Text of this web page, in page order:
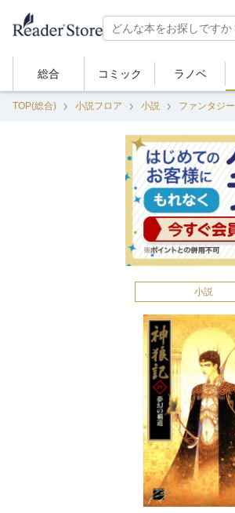
総合 コミック ラノベ
TOP(総合) 小説フロア 小説 ファンタジー
小説